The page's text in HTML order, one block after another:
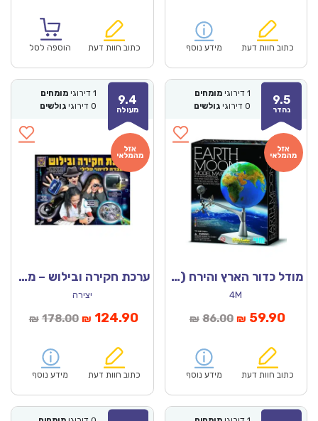
היה:
₪141.00.
כתוב חוות דעת מידע נוסף
₪84.00.
כתוב חוות דעת הוספה לסל
9.5
נהדר
1 דירוגי מומחים
0 דירוגי גולשים
מודל כדור הארץ והירח (4M)
4M
₪ 86.00המחיר
₪86.00.
₪ 59.90
כתוב חוות דעת מידע נוסף
9.4
מעולה
1 דירוגי מומחים
0 דירוגי גולשים
ערכת חקירה ובילוש – מעבדה לזיהוי פלילי
יצירה
₪ 178.00המחיר
₪178.00.
₪ 124.90המחיר
₪124.90.
כתוב חוות דעת מידע נוסף